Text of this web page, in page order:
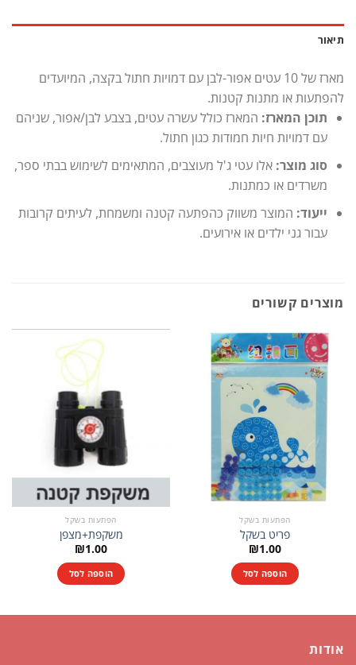
תיאור
מארז של 10 עטים אפור-לבן עם דמויות חתול בקצה, המיועדים
להפתעות או מתנות קטנות.
תוכן המארז: המארז כולל עשרה עטים, בצבע לבן/אפור, שניהם
עם דמויות חיות חמודות כגון חתול.
סוג מוצר: אלו עטי ג'ל מעוצבים, המתאימים לשימוש בבתי ספר,
משרדים או כמתנות.
ייעוד: המוצר משווק כהפתעה קטנה ומשמחת, לעיתים קרובות
עבור גני ילדים או אירועים.
מוצרים קשורים
הפתעות בשקל
פריט בשקל
₪1.00
הוספה לסל
הפתעות בשקל
משקפת+מצפן
₪1.00
הוספה לסל
אודות